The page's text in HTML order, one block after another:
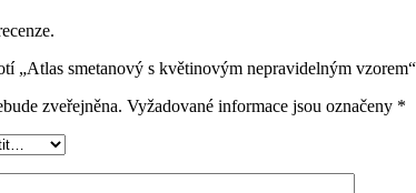
„Atlas smetanový s květinovým nepravidelným vzorem“
zveřejněna. Vyžadované informace jsou označeny *